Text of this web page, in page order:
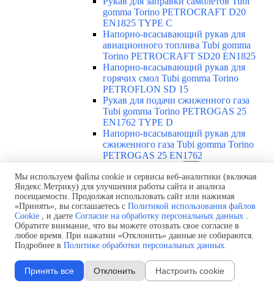
gomma Torino PETROCRAFT D20
EN1825 TYPE C
Напорно-всасывающий рукав для
авиационного топлива Tubi gomma
Torino PETROCRAFT SD20 EN1825
Напорно-всасывающий рукав для
горячих смол Tubi gomma Torino
PETROFLON SD 15
Рукав для подачи сжиженного газа
Tubi gomma Torino PETROGAS 25
EN1762 TYPE D
Напорно-всасывающий рукав для
сжиженного газа Tubi gomma Torino
PETROGAS 25 EN1762
Обзор абразивостойких рукавов
Напорно-всасывающий
абразивостойкий рукав Tubi gomma
Torino ABRACORR-FRA SD 10
Пескоструйный рукав Tubi gomma
Torino ABRASAND /12
Пескоструйный рукав Tubi gomma
Рукав для штукатурки Tubi gomma
Torino ABRAPLUS 40
Мы используем файлы cookie и сервисы веб-аналитики (включая
Яндекс.Метрику) для улучшения работы сайта и анализа
посещаемости. Продолжая использовать сайт или нажимая
«Принять», вы соглашаетесь с Политикой использования файлов
Cookie , и даете Согласие на обработку персональных данных .
Обратите внимание, что вы можете отозвать свое согласие в
любое время. При нажатии «Отклонить» данные не собираются.
Подробнее в Политике обработки персональных данных.
Принять все Отклонить Настроить cookie